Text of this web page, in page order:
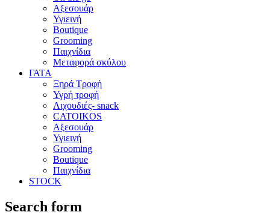
Αξεσουάρ
Υγιεινή
Boutique
Grooming
Παιχνίδια
Μεταφορά σκύλου
ΓΑΤΑ
Ξηρά Τροφή
Υγρή τροφή
Λιχουδιές- snack
CATOIKOS
Αξεσουάρ
Υγιεινή
Grooming
Boutique
Παιχνίδια
STOCK
Search form